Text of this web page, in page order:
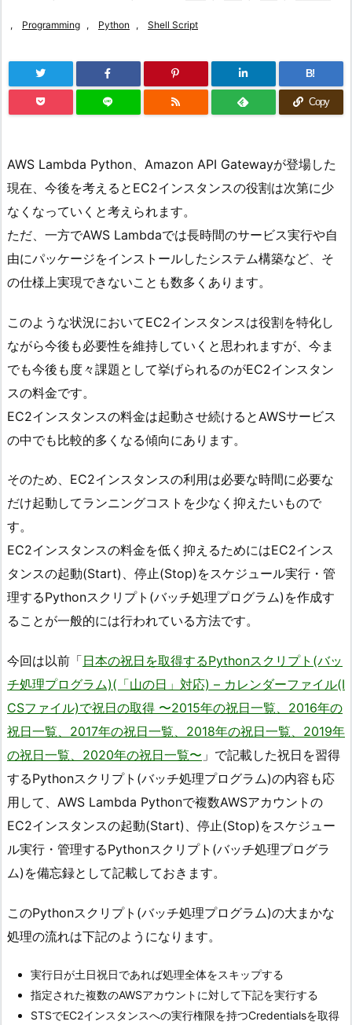
, Programming , Python , Shell Script
B!
Copy
AWS Lambda Python、Amazon API Gatewayが登場した
現在、今後を考えるとEC2インスタンスの役割は次第に少
なくなっていくと考えられます。
ただ、一方でAWS Lambdaでは長時間のサービス実行や自
由にパッケージをインストールしたシステム構築など、そ
の仕様上実現できないことも数多くあります。
このような状況においてEC2インスタンスは役割を特化し
ながら今後も必要性を維持していくと思われますが、今ま
でも今後も度々課題として挙げられるのがEC2インスタン
スの料金です。
EC2インスタンスの料金は起動させ続けるとAWSサービス
の中でも比較的多くなる傾向にあります。
そのため、EC2インスタンスの利用は必要な時間に必要な
だけ起動してランニングコストを少なく抑えたいもので
す。
EC2インスタンスの料金を低く抑えるためにはEC2インス
タンスの起動(Start)、停止(Stop)をスケジュール実行・管
理するPythonスクリプト(バッチ処理プログラム)を作成す
ることが一般的には行われている方法です。
今回は以前「日本の祝日を取得するPythonスクリプト(バッ
チ処理プログラム)(「山の日」対応) – カレンダーファイル(I
CSファイル)で祝日の取得 〜2015年の祝日一覧、2016年の
祝日一覧、2017年の祝日一覧、2018年の祝日一覧、2019年
の祝日一覧、2020年の祝日一覧〜 」で記載した祝日を習得
するPythonスクリプト(バッチ処理プログラム)の内容も応
用して、AWS Lambda Pythonで複数AWSアカウントの
EC2インスタンスの起動(Start)、停止(Stop)をスケジュー
ル実行・管理するPythonスクリプト(バッチ処理プログラ
ム)を備忘録として記載しておきます。
このPythonスクリプト(バッチ処理プログラム)の大まかな
処理の流れは下記のようになります。
実行日が土日祝日であれば処理全体をスキップする
指定された複数のAWSアカウントに対して下記を実行する
STSでEC2インスタンスへの実行権限を持つCredentialsを取得